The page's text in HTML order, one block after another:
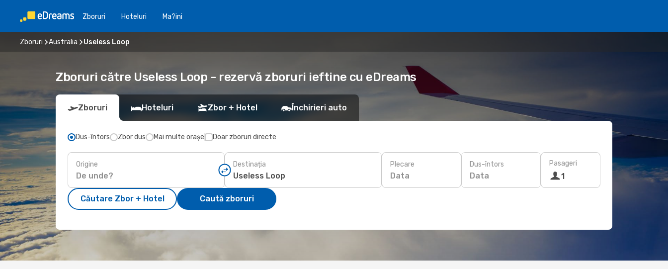
Zboruri Hoteluri Ma?ini
Zboruri Australia Useless Loop
Zboruri către Useless Loop - rezervă zboruri ieftine cu eDreams
Zboruri Hoteluri Zbor + Hotel Închirieri auto
Dus-întors Zbor dus Mai multe orașe Doar zboruri directe
Origine Destinația Plecare
Data
Dus-întors
Data
Pasageri
1
Căutare Zbor + Hotel Caută zboruri